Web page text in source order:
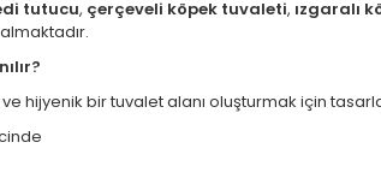
tutucu, çerçeveli köpek tuvaleti, ızgaralı
hijyenik bir tuvalet alanı oluşturmak için